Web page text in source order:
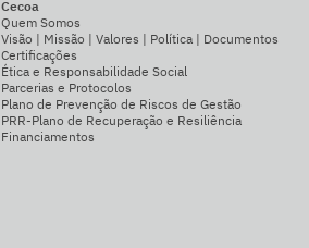
Cecoa
Quem Somos
Visão | Missão | Valores | Política | Documentos
Certificações
Ética e Responsabilidade Social
Parcerias e Protocolos
Plano de Prevenção de Riscos de Gestão
PRR-Plano de Recuperação e Resiliência
Financiamentos